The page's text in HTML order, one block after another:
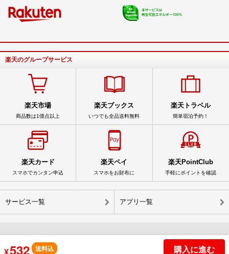
532 送料込 購入に進む
楽天のグループサービス
楽天市場
商品数は1億点以上
楽天ブックス
いつでも全品送料無料
楽天トラベル
簡単宿泊予約！
楽天カード
スマホでカンタン申込
楽天ペイ
スマホをお財布に
楽天PointClub
手軽にポイントを確認
サービス一覧 アプリ一覧